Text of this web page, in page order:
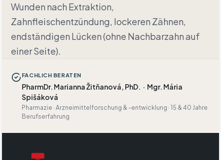
Wunden nach Extraktion,
Zahnfleischentzündung, lockeren Zähnen,
endständigen Lücken (ohne Nachbarzahn auf
einer Seite).
FACHLICH BERATEN
PharmDr. Marianna Žitňanová, PhD. · Mgr. Mária
Spišáková
Pharmazie · Arzneimittelforschung & -entwicklung · 15 & 40 Jahre
Berufserfahrung